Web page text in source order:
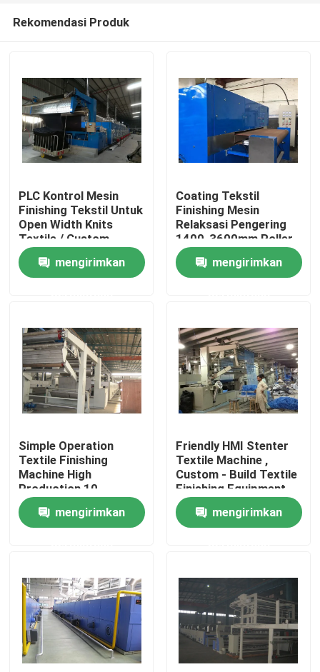
Rumah
Tentang kami
Tur Pabrik
Kontrol kualitas
Hubungi kami
Berita
Mesin Finishing Stenter
Pengaturan Heat Stenter
Rekomendasi Produk
PLC Kontrol Mesin
Finishing Tekstil Untuk
Open Width Knits
Textile / Custom
Tailor
mengirimkan
Coating Tekstil
Finishing Mesin
Relaksasi Pengering
1400-3600mm Roller
Lebar
mengirimkan
Simple Operation
Textile Finishing
Machine High
Production 10-
150m/Min
mengirimkan
Friendly HMI Stenter
Textile Machine ,
Custom - Build Textile
Finishing Equipment
mengirimkan